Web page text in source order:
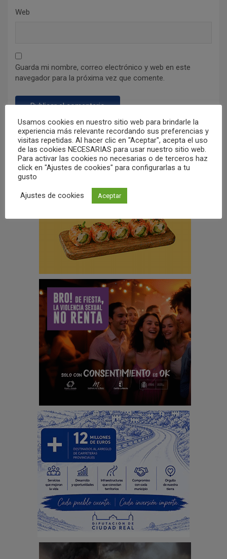
Web
Guarda mi nombre, correo electrónico y web en este
navegador para la próxima vez que comente.
Usamos cookies en nuestro sitio web para brindarle la
experiencia más relevante recordando sus preferencias y
visitas repetidas. Al hacer clic en "Aceptar", acepta el uso
de las cookies NECESARIAS para usar nuestro sitio web.
Para activar las cookies no necesarias o de terceros haz
click en "Ajustes de cookies" para configurarlas a tu
gusto
Ajustes de cookies Aceptar